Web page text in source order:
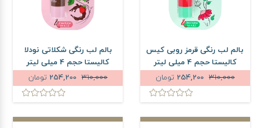
بالم لب رنگی قرمز روبی کیس
کالیستا حجم 4 میلی لیتر
310,000
254,200 تومان
بالم لب رنگی شکلاتی نودلا
کالیستا حجم 4 میلی لیتر
310,000
تومان